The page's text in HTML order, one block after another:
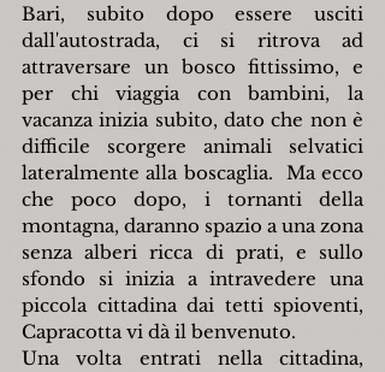
Bari, subito dopo essere usciti
dall'autostrada, ci si ritrova ad
attraversare un bosco fittissimo, e
per chi viaggia con bambini, la
vacanza inizia subito, dato che non è
difficile scorgere animali selvatici
lateralmente alla boscaglia.  Ma ecco
che poco dopo, i tornanti della
montagna, daranno spazio a una zona
senza alberi ricca di prati, e sullo
sfondo si inizia a intravedere una
piccola cittadina dai tetti spioventi,
Capracotta vi dà il benvenuto.
Una volta entrati nella cittadina,